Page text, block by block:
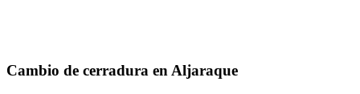
Cambio de cerradura en Aljaraque